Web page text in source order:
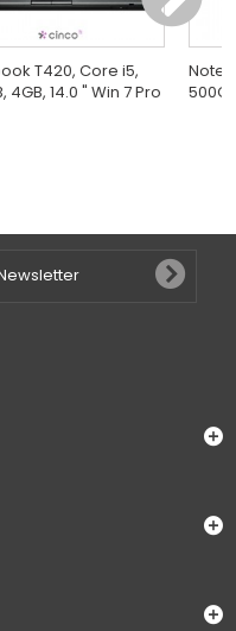
T420, Core i5,
4GB, 14.0 " Win 7 Pro